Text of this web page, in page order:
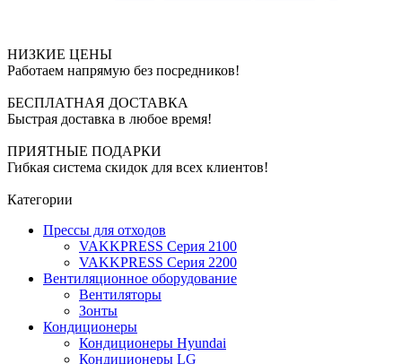
НИЗКИЕ ЦЕНЫ
Работаем напрямую без посредников!
БЕСПЛАТНАЯ ДОСТАВКА
Быстрая доставка в любое время!
ПРИЯТНЫЕ ПОДАРКИ
Гибкая система скидок для всех клиентов!
Категории
Прессы для отходов
VAKKPRESS Серия 2100
VAKKPRESS Серия 2200
Вентиляционное оборудование
Вентиляторы
Зонты
Кондиционеры
Кондиционеры Hyundai
Кондиционеры LG